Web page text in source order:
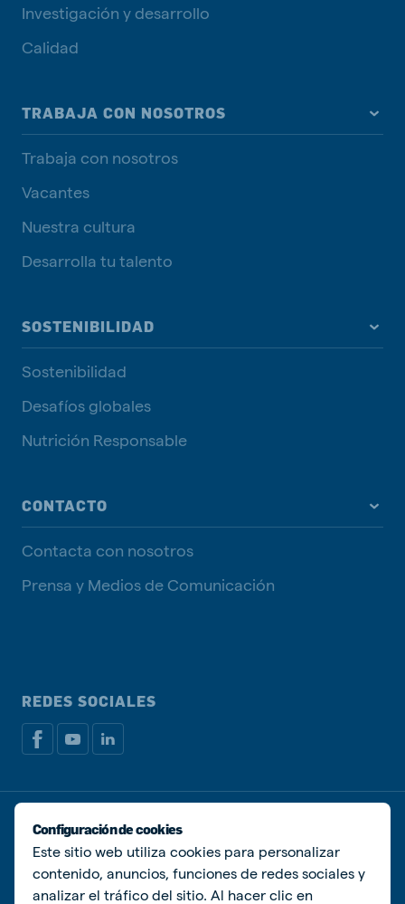
Investigación y desarrollo
Calidad
TRABAJA CON NOSOTROS
Trabaja con nosotros
Vacantes
Nuestra cultura
Desarrolla tu talento
SOSTENIBILIDAD
Sostenibilidad
Desafíos globales
Nutrición Responsable
CONTACTO
Contacta con nosotros
Prensa y Medios de Comunicación
REDES SOCIALES
Política de privacidadPolítica de Cookies
Administrar Cookies
© De Heus Animal Nutrition
Configuración de cookies
Este sitio web utiliza cookies para personalizar
contenido, anuncios, funciones de redes sociales y
analizar el tráfico del sitio. Al hacer clic en